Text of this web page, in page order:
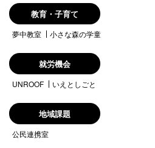
教育・子育て
夢中教室 小さな森の学童
就労機会
UNROOF いえとしごと
地域課題
公民連携室